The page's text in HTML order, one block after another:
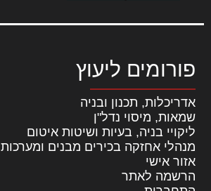
פורומים ליעוץ
אדריכלות, תכנון ובניה
שמאות, מיסוי נדל"ן
ליקויי בניה, בעיות ושיטות איטום
מנהלי אחזקה בכירים מבנים ומערכות
אזור אישי
הרשמה לאתר